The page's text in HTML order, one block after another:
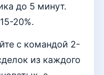
до 5 минут.
20%.
с командой 2-
из каждого